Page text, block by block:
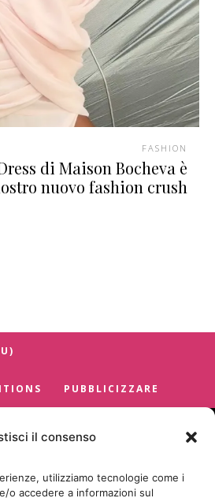
il consenso
utilizziamo tecnologie come i
o accedere a informazioni sul
FASHION
di Maison Bocheva è
nuovo fashion crush
PUBBLICIZZARE